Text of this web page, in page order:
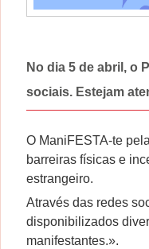
No dia 5 de abril, o
sociais. Estejam
O ManiFESTA-te
barreiras físicas e
estrangeiro.
Através das redes
disponibilizados
manifestantes.».